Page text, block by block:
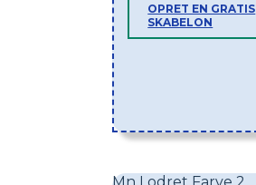
OPRET EN GRATIS
SKABELON